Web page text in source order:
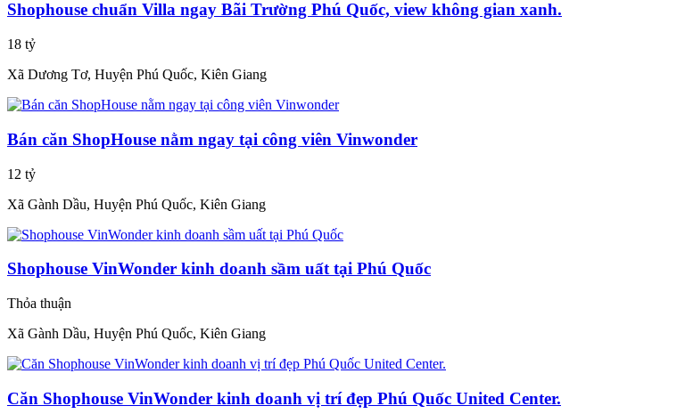
Shophouse chuẩn Villa ngay Bãi Trường Phú Quốc, view không gian xanh.
18 tỷ
Xã Dương Tơ, Huyện Phú Quốc, Kiên Giang
Bán căn ShopHouse nằm ngay tại công viên Vinwonder
12 tỷ
Xã Gành Dầu, Huyện Phú Quốc, Kiên Giang
Shophouse VinWonder kinh doanh sầm uất tại Phú Quốc
Thỏa thuận
Xã Gành Dầu, Huyện Phú Quốc, Kiên Giang
Căn Shophouse VinWonder kinh doanh vị trí đẹp Phú Quốc United Center.